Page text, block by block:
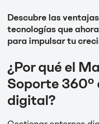
Descubre las
tecnologías que
para impulsar tu
¿Por qué el
Soporte 360º
digital?